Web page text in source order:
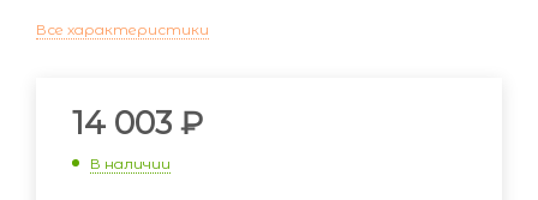
Все характеристики
14 003 ₽
В наличии